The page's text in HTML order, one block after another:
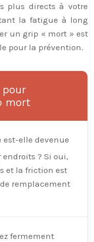
plus directs à votre
la fatigue à long
un grip « mort » est
pour la prévention.
mort
est-elle devenue
? Si oui,
et la friction est
de remplacement
fermement